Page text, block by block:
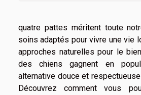
quatre pattes méritent toute
soins adaptés pour vivre une vie
approches naturelles pour le
des chiens gagnent en
alternative douce et
Découvrez comment vous